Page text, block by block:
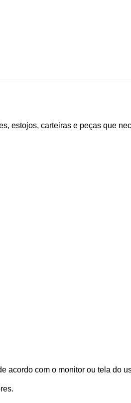
estojos, carteiras e peças que
acordo com o monitor ou tela do